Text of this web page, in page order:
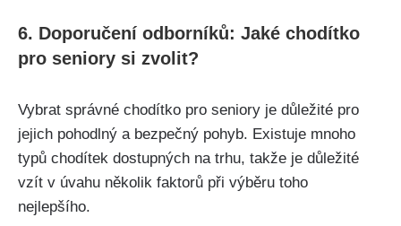
6. Doporučení odborníků: Jaké chodítko
pro seniory si zvolit?
Vybrat správné chodítko pro seniory je důležité ‍pro
jejich pohodlný a bezpečný pohyb.‍ Existuje mnoho
typů chodítek dostupných‌ na trhu, takže​ je⁤ důležité
vzít v úvahu několik faktorů při výběru toho
nejlepšího.